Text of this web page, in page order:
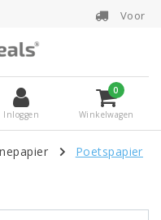
Voor 16:00 uur besteld,
Inloggen
0
Winkelwagen
Poetspapier